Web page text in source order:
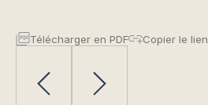
Télécharger en PDF Copier le lien